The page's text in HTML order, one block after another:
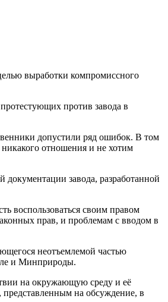
выработки компромиссного
против завода в
допустили ряд ошибок. В том
отношения и не хотим
завода, разработанной
воспользоваться своим правом
прав, и проблемам с вводом в
неотъемлемой частью
и Минприроды.
на окружающую среду и её
на обсуждение, в